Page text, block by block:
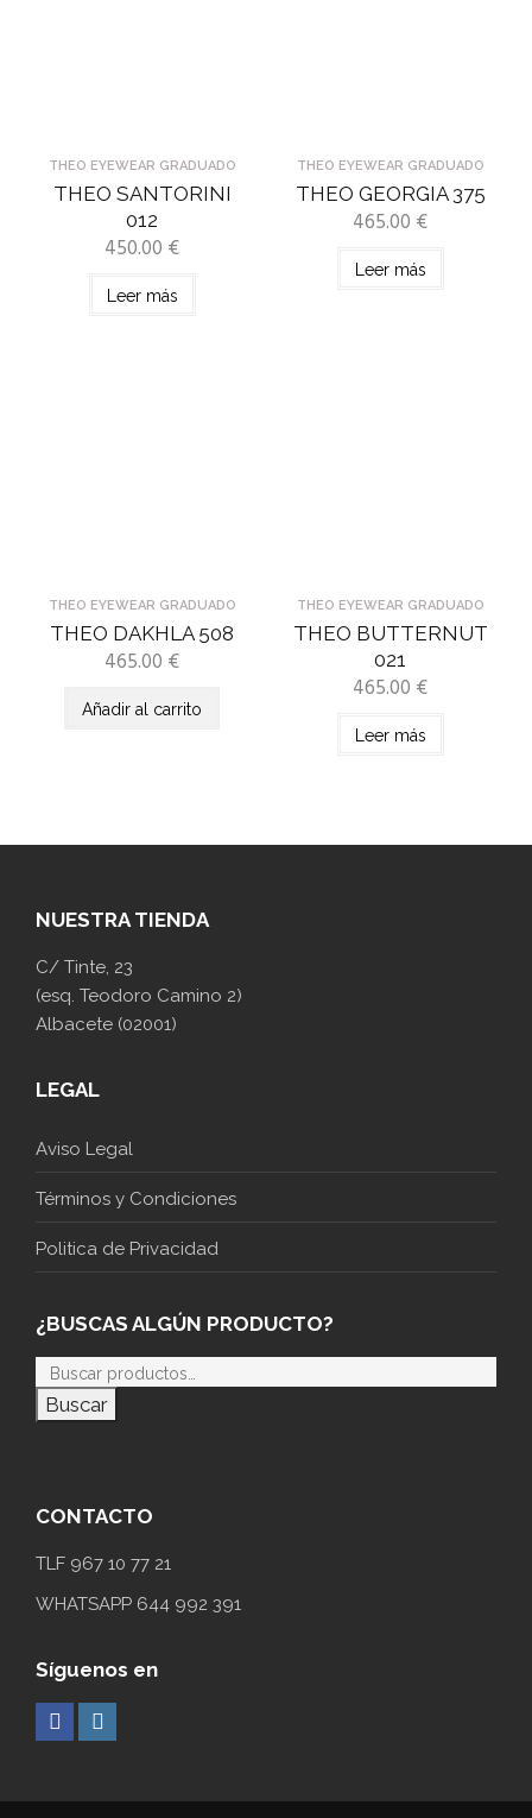
THEO EYEWEAR GRADUADO
THEO SANTORINI
012
450.00 €
Leer más
THEO EYEWEAR GRADUADO
THEO GEORGIA 375
465.00 €
Leer más
THEO EYEWEAR GRADUADO
THEO DAKHLA 508
465.00 €
Añadir al carrito
THEO EYEWEAR GRADUADO
THEO BUTTERNUT
021
465.00 €
Leer más
NUESTRA TIENDA
C/ Tinte, 23
(esq. Teodoro Camino 2)
Albacete (02001)
LEGAL
Aviso Legal
Términos y Condiciones
Politica de Privacidad
¿BUSCAS ALGÚN PRODUCTO?
Buscar
CONTACTO
TLF 967 10 77 21
WHATSAPP 644 992 391
Síguenos en